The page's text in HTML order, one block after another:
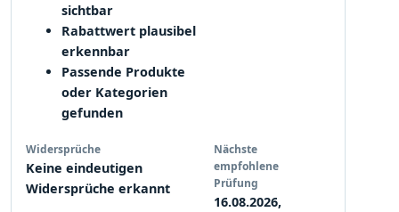
sichtbar
Rabattwert plausibel
erkennbar
Passende Produkte
oder Kategorien
gefunden
Widersprüche
Keine eindeutigen
Widersprüche erkannt
Nächste
empfohlene
Prüfung
16.08.2026,